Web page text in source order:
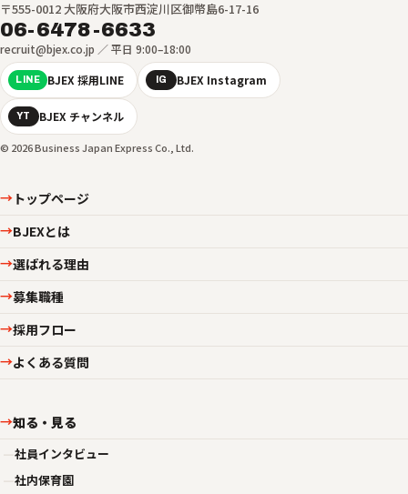
〒555-0012 大阪府大阪市西淀川区御幣島6-17-16
06-6478-6633
recruit@bjex.co.jp ／ 平日 9:00–18:00
LINE BJEX 採用LINE IG BJEX Instagram
YT BJEX チャンネル
© 2026 Business Japan Express Co., Ltd.
→ トップページ
→BJEXとは
→選ばれる理由
→募集職種
→採用フロー
→よくある質問
→知る・見る
社員インタビュー
社内保育園